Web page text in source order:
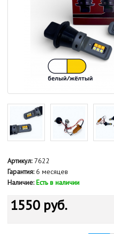
Артикул:7622
Гарантия:6 месяцев
Наличие: Есть в наличии
1550 руб.